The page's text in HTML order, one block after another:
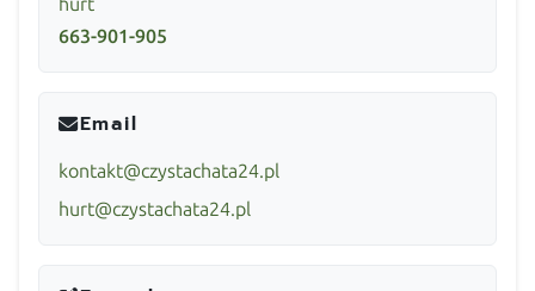
663-901-905
Email
kontakt@czystachata24.pl
hurt@czystachata24.pl